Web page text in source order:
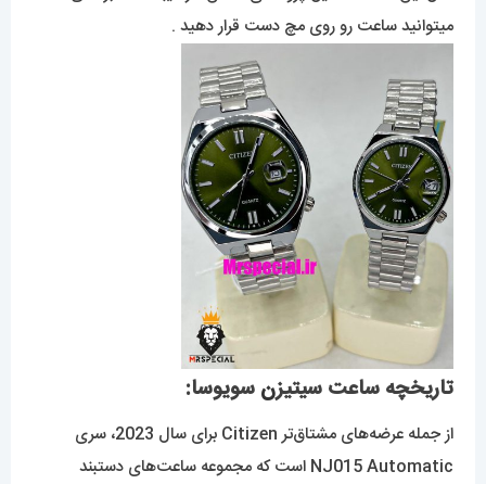
میتوانید ساعت رو روی مچ دست قرار دهید .
تاریخچه ساعت سیتیزنسویوسا:
از جمله عرضه‌های مشتاق‌تر Citizen برای سال 2023، سری
NJ015 Automatic است که مجموعه ساعت‌های دستبند